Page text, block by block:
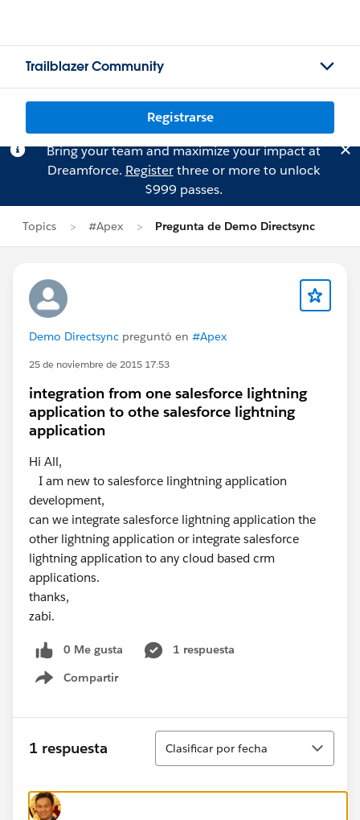
Trailblazer Community
Registrarse
Bring your team and maximize your impact at
Dreamforce. Registerthree or more to unlock
$999 passes.
Topics #Apex Pregunta de Demo Directsync
Demo Directsync preguntó en #Apex
25 de noviembre de 2015 17:53
integration from one salesforce lightning
application to othe salesforce lightning
application
Hi All,
I am new to salesforce linghtning application
development,
can we integrate salesforce lightning application the
other lightning application or integrate salesforce
lightning application to any cloud based crm
applications.
thanks,
zabi.
0 Me gusta
1 respuesta
Compartir
Show menu
1 respuesta
Ordenar
Clasificar por fecha